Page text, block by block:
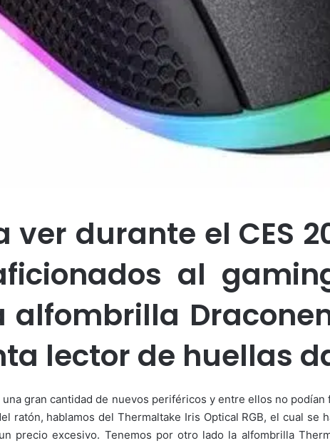
durante el CES
al
alfombrilla
lector de huellas
gran cantidad de nuevos periféricos y entre ellos no
ratón, hablamos del Thermaltake Iris Optical RGB, el cual se
precio excesivo. Tenemos por otro lado la alfombrilla